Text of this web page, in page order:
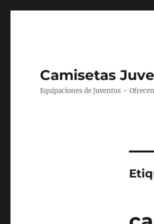
Camisetas
Equipaciones de Juventus –